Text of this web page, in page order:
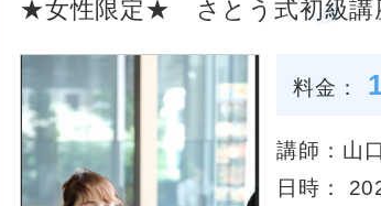
★女性限定★ さとう式初級
料金：
講師：山
日時：